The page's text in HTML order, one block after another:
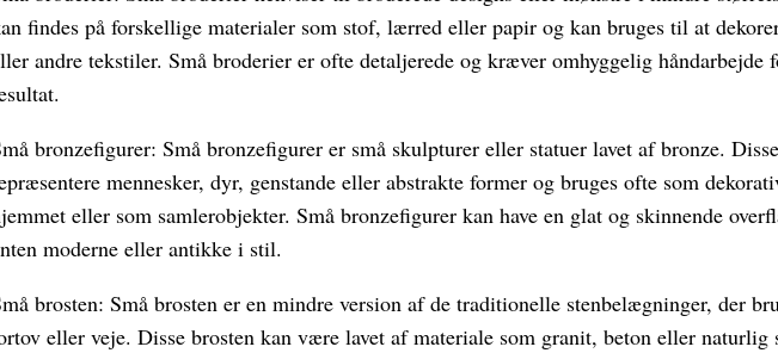
findes på forskellige materialer som stof, lærred eller papir og kan bruges til at
andre tekstiler. Små broderier er ofte detaljerede og kræver omhyggelig håndarbejde
bronzefigurer: Små bronzefigurer er små skulpturer eller statuer lavet af bronze.
mennesker, dyr, genstande eller abstrakte former og bruges ofte som
eller som samlerobjekter. Små bronzefigurer kan have en glat og skinnende
moderne eller antikke i stil.
brosten: Små brosten er en mindre version af de traditionelle stenbelægninger, der
eller veje. Disse brosten kan være lavet af materiale som granit, beton eller naturlig